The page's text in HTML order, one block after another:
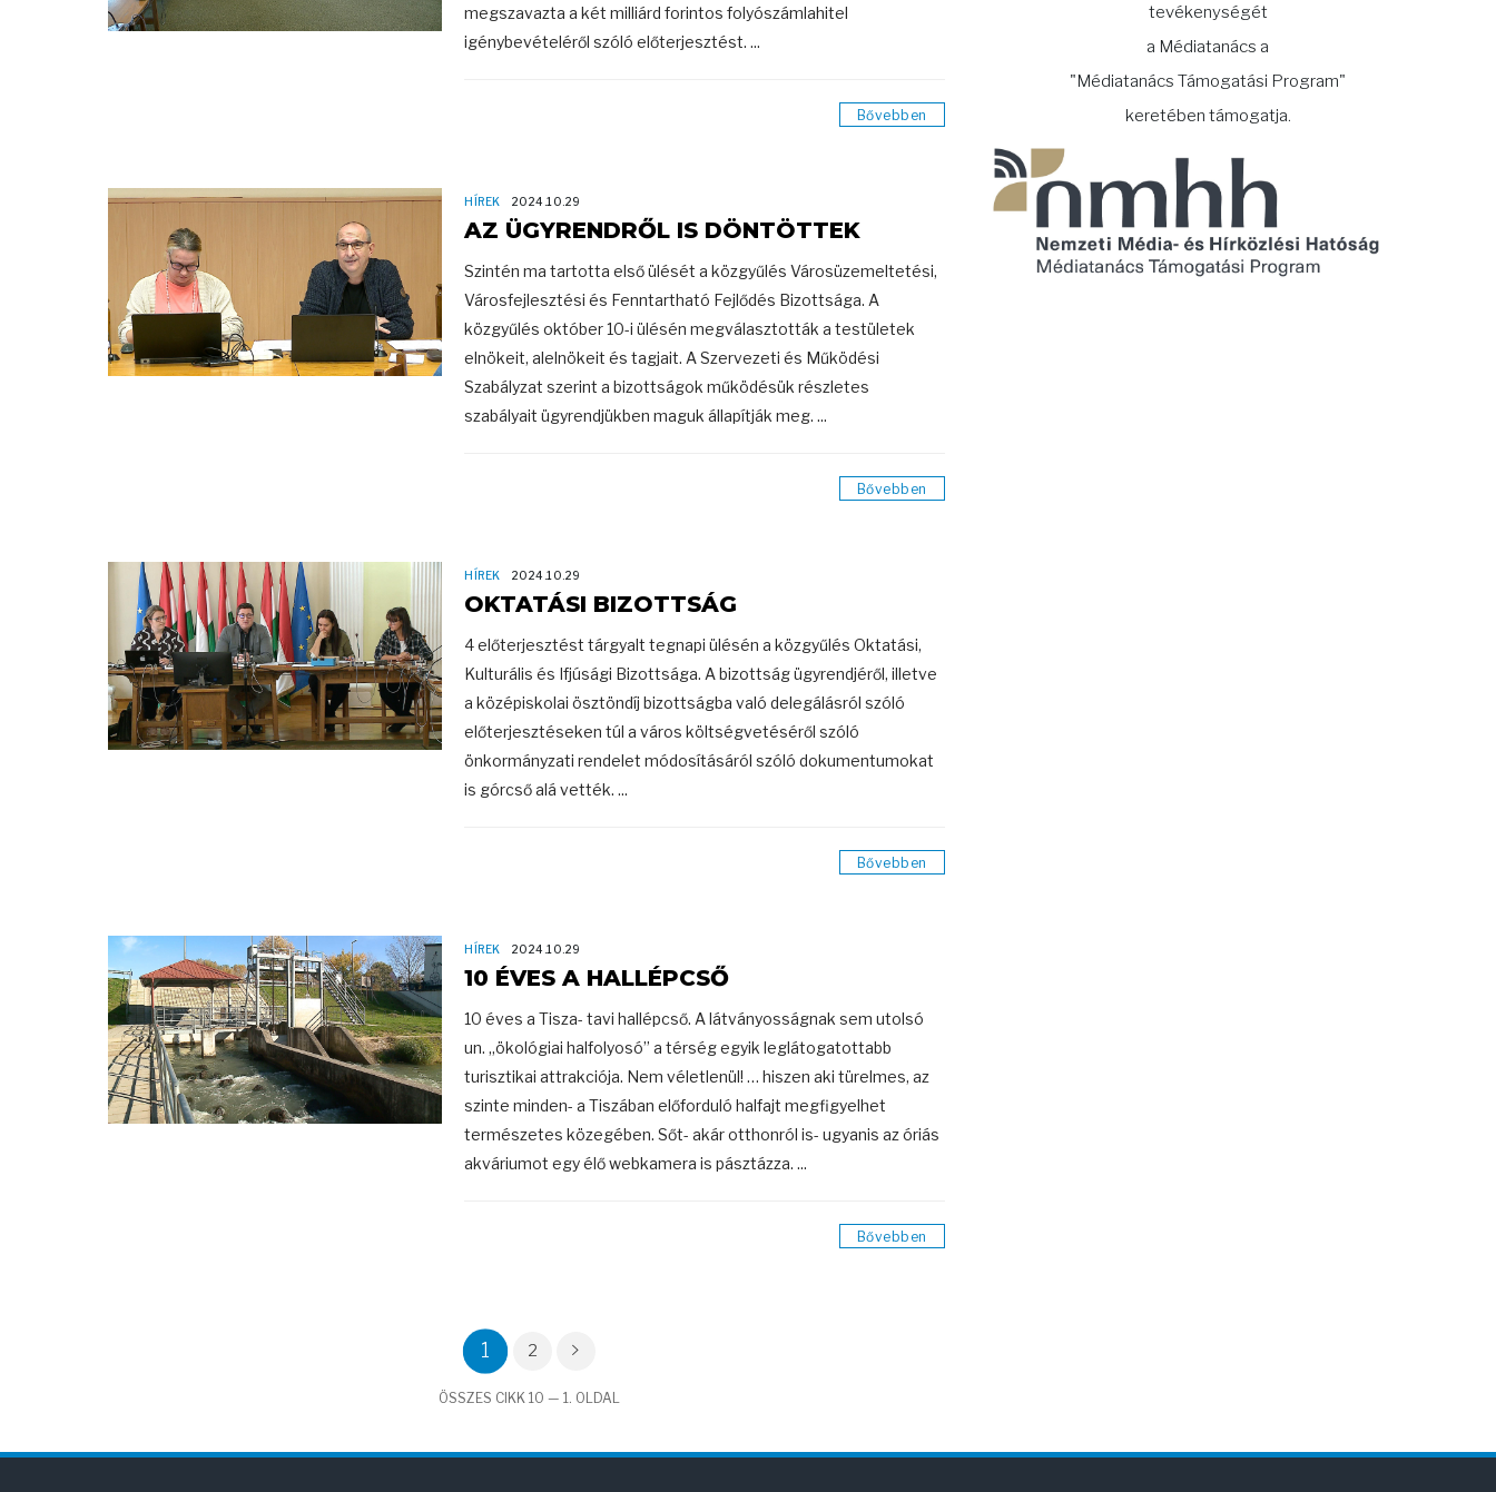
megszavazta a két milliárd forintos folyószámlahitel
igénybevételéről szóló előterjesztést. ...
Bővebben
HÍREK 2024.10.29
AZ ÜGYRENDRŐL IS DÖNTÖTTEK
Szintén ma tartotta első ülését a közgyűlés Városüzemeltetési,
Városfejlesztési és Fenntartható Fejlődés Bizottsága. A
közgyűlés október 10-i ülésén megválasztották a testületek
elnökeit, alelnökeit és tagjait. A Szervezeti és Működési
Szabályzat szerint a bizottságok működésük részletes
szabályait ügyrendjükben maguk állapítják meg. ...
Bővebben
HÍREK 2024.10.29
OKTATÁSI BIZOTTSÁG
4 előterjesztést tárgyalt tegnapi ülésén a közgyűlés Oktatási,
Kulturális és Ifjúsági Bizottsága. A bizottság ügyrendjéről, illetve
a középiskolai ösztöndíj bizottságba való delegálásról szóló
előterjesztéseken túl a város költségvetéséről szóló
önkormányzati rendelet módosításáról szóló dokumentumokat
is górcső alá vették. ...
Bővebben
HÍREK 2024.10.29
10 ÉVES A HALLÉPCSŐ
10 éves a Tisza- tavi hallépcső. A látványosságnak sem utolsó
un. „ökológiai halfolyosó” a térség egyik leglátogatottabb
turisztikai attrakciója. Nem véletlenül! … hiszen aki türelmes, az
szinte minden- a Tiszában előforduló halfajt megfigyelhet
természetes közegében. Sőt- akár otthonról is- ugyanis az óriás
akváriumot egy élő webkamera is pásztázza. ...
Bővebben
1 2
ÖSSZES CIKK 10 — 1. OLDAL
tevékenységét
a Médiatanács a
"Médiatanács Támogatási Program"
keretében támogatja.